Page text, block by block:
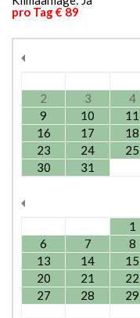
pro Tag € 89
2
3 4
9
10 11
16
17 18
23
24 25
30
31
1
6
7 8
13
14 15
20
21 22
27
28 29